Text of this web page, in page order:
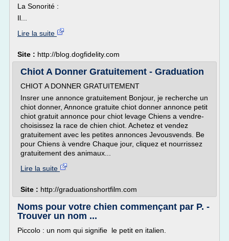
La Sonorité :
Il...
Lire la suite
Site : http://blog.dogfidelity.com
Chiot A Donner Gratuitement - Graduation
CHIOT A DONNER GRATUITEMENT
Insrer une annonce gratuitement Bonjour, je recherche un
chiot donner, Annonce gratuite chiot donner annonce petit
chiot gratuit annonce pour chiot levage Chiens a vendre-
choisissez la race de chien chiot. Achetez et vendez
gratuitement avec les petites annonces Jevousvends. Be
pour Chiens à vendre Chaque jour, cliquez et nourrissez
gratuitement des animaux...
Lire la suite
Site : http://graduationshortfilm.com
Noms pour votre chien commençant par P. -
Trouver un nom ...
Piccolo : un nom qui signifie le petit en italien.